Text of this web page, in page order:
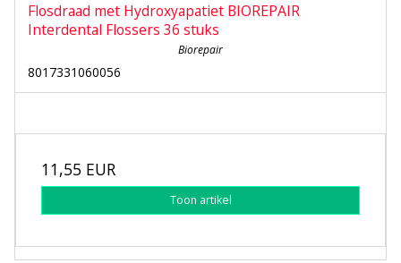
Flosdraad met Hydroxyapatiet BIOREPAIR
Interdental Flossers 36 stuks
Biorepair
8017331060056
11,55 EUR
Toon artikel